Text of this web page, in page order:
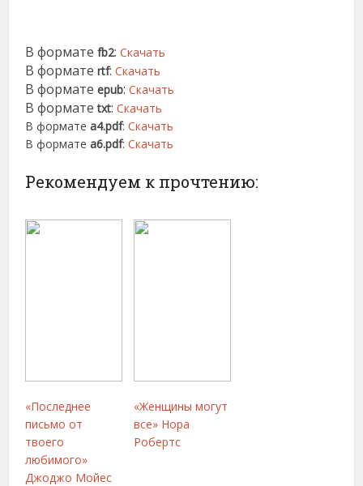
В форматеfb2:Скачать
В форматеrtf:Скачать
В форматеepub:Скачать
В форматеtxt:Скачать
В форматеa4.pdf:Скачать
В форматеa6.pdf:Скачать
Рекомендуем к прочтению:
«Последнее
письмо от
твоего
любимого»
Джоджо Мойес
«Женщины могут
все» Нора
Робертс